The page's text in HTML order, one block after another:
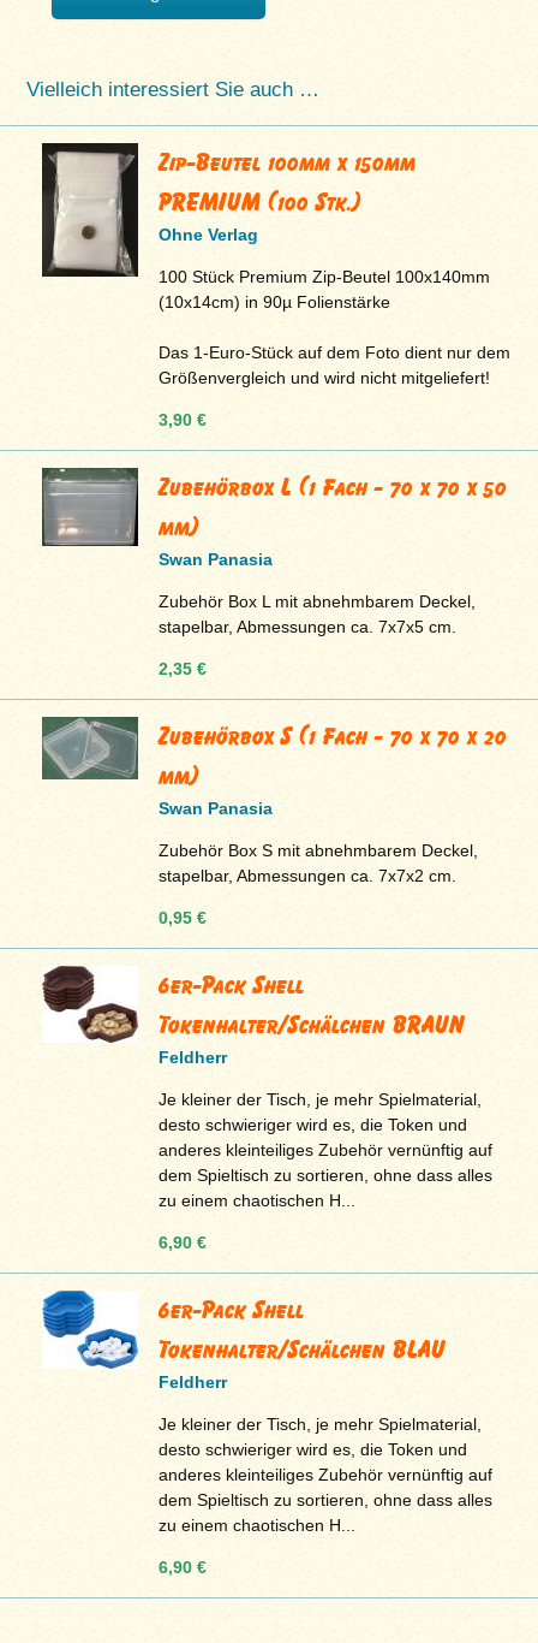
Vielleich interessiert Sie auch …
Zip-Beutel 100mm x 150mm
PREMIUM (100 Stk.)
Ohne Verlag
100 Stück Premium Zip-Beutel 100x140mm
(10x14cm) in 90µ Folienstärke
Das 1-Euro-Stück auf dem Foto dient nur dem
Größenvergleich und wird nicht mitgeliefert!
3,90 €
Zubehörbox L (1 Fach - 70 x 70 x 50
mm)
Swan Panasia
Zubehör Box L mit abnehmbarem Deckel,
stapelbar, Abmessungen ca. 7x7x5 cm.
2,35 €
Zubehörbox S (1 Fach - 70 x 70 x 20
mm)
Swan Panasia
Zubehör Box S mit abnehmbarem Deckel,
stapelbar, Abmessungen ca. 7x7x2 cm.
0,95 €
6er-Pack Shell
Tokenhalter/Schälchen BRAUN
Feldherr
Je kleiner der Tisch, je mehr Spielmaterial,
desto schwieriger wird es, die Token und
anderes kleinteiliges Zubehör vernünftig auf
dem Spieltisch zu sortieren, ohne dass alles
zu einem chaotischen H...
6,90 €
6er-Pack Shell
Tokenhalter/Schälchen BLAU
Feldherr
Je kleiner der Tisch, je mehr Spielmaterial,
desto schwieriger wird es, die Token und
anderes kleinteiliges Zubehör vernünftig auf
dem Spieltisch zu sortieren, ohne dass alles
zu einem chaotischen H...
6,90 €